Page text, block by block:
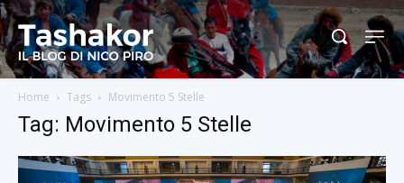
Home Tags Movimento 5 Stelle
Tag: Movimento 5 Stelle